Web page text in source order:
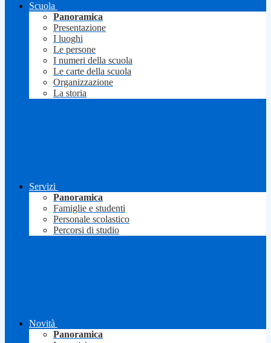
Scuola
Panoramica
Presentazione
I luoghi
Le persone
I numeri della scuola
Le carte della scuola
Organizzazione
La storia
Servizi
Panoramica
Famiglie e studenti
Personale scolastico
Percorsi di studio
Novità
Panoramica